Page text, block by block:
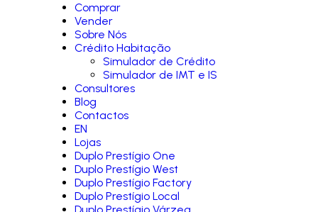
Comprar
Vender
Sobre Nós
Crédito Habitação
Simulador de Crédito
Simulador de IMT e IS
Consultores
Blog
Contactos
EN
Lojas
Duplo Prestígio One
Duplo Prestígio West
Duplo Prestígio Factory
Duplo Prestígio Local